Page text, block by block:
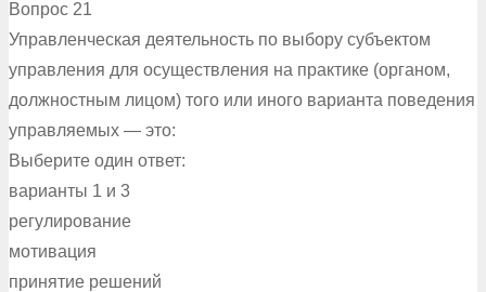
Вопрос 21
Управленческая деятельность по выбору субъектом
управления для осуществления на практике (органом,
должностным лицом) того или иного варианта поведения
управляемых — это:
Выберите один ответ:
варианты 1 и 3
регулирование
мотивация
принятие решений